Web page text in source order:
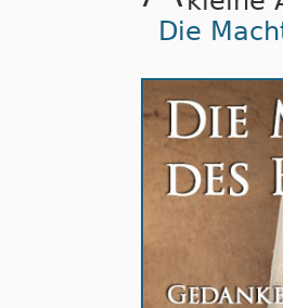
Die